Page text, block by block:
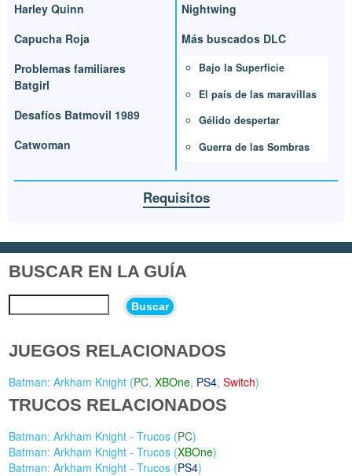
Harley Quinn
Capucha Roja
Problemas familiares
Batgirl
Desafíos Batmovil 1989
Catwoman
Nightwing
Más buscados DLC
Bajo la Superficie
El país de las maravillas
Gélido despertar
Guerra de las Sombras
Requisitos
BUSCAR EN LA GUÍA
Buscar
JUEGOS RELACIONADOS
Batman: Arkham Knight (PC,XBOne, PS4,Switch)
TRUCOS RELACIONADOS
Batman: Arkham Knight - Trucos (PC)
Batman: Arkham Knight - Trucos (XBOne)
Batman: Arkham Knight - Trucos (PS4)